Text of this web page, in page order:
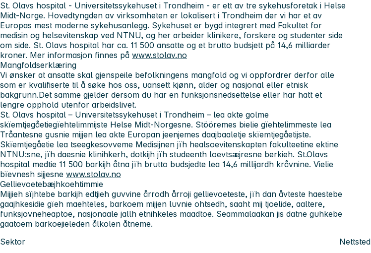
St. Olavs hospital - Universitetssykehuset i Trondheim - er ett av tre sykehusforetak i Helse
Midt-Norge. Hovedtyngden av virksomheten er lokalisert i Trondheim der vi har et av
Europas mest moderne sykehusanlegg. Sykehuset er bygd integrert med Fakultet for
medisin og helsevitenskap ved NTNU, og her arbeider klinikere, forskere og studenter side
om side. St. Olavs hospital har ca. 11 500 ansatte og et brutto budsjett på 14,6 milliarder
kroner. Mer informasjon finnes på www.stolav.no
Mangfoldserklæring
Vi ønsker at ansatte skal gjenspeile befolkningens mangfold og vi oppfordrer derfor alle
som er kvalifiserte til å søke hos oss, uansett kjønn, alder og nasjonal eller etnisk
bakgrunn.Det samme gjelder dersom du har en funksjonsnedsettelse eller har hatt et
lengre opphold utenfor arbeidslivet.
St. Olavs hospital – Universitetssykehuset i Trondheim – lea akte golme
skïemtjegåetiegïehtelimmijste Helse Midt-Norgesne. Stööremes bielie gïehtelimmeste lea
Tråantesne gusnie mijjen lea akte Europan jeenjemes daajbaaletje skïemtjegåetijste.
Skïemtjegåetie lea tseegkesovveme Medisijnen jïh healsoevitenskapten fakulteetine ektine
NTNU:sne, jïh daesnie klinihkerh, dotkijh jïh studeenth loevtsæjresne berkieh. St.Olavs
hospital medtie 11 500 barkijh åtna jïh brutto budsjedte lea 14,6 millijardh kråvnine. Vielie
bïevnesh sijjesne www.stolav.no
Gellievoetebæjhkoehtimmie
Mijjieh sïjhtebe barkijh edtjieh guvvine årrodh årroji gellievoeteste, jïh dan åvteste haestebe
gaajhkesidie gïeh maehteles, barkoem mijjen luvnie ohtsedh, saaht mij tjoelide, aaltere,
funksjovneheaptoe, nasjonaale jallh etnihkeles maadtoe. Seammalaakan jis datne guhkebe
gaatoem barkoejieleden ålkolen åtneme.
Sektor
Nettsted